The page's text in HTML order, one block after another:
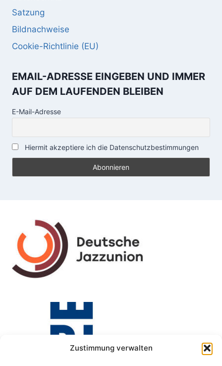
Zustimmung verwalten
Satzung
Bildnachweise
Cookie-Richtlinie (EU)
EMAIL-ADRESSE EINGEBEN UND IMMER
AUF DEM LAUFENDEN BLEIBEN
E-Mail-Adresse
Hiermit akzeptiere ich die Datenschutzbestimmungen